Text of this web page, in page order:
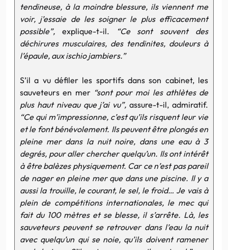
tendineuse, à la moindre blessure, ils viennent me
voir, j’essaie de les soigner le plus efficacement
possible”, explique-t-il.
“Ce sont souvent des
déchirures musculaires, des tendinites, douleurs à
l’épaule, aux ischio jambiers.”
S’il a vu défiler les sportifs dans son cabinet, les
sauveteurs en mer “sont pour moi les athlètes de
plus haut niveau que j’ai vu”,assure-t-il, admiratif.
“Ce qui m’impressionne, c’est qu’ils risquent leur vie
et le font bénévolement. Ils peuvent être plongés en
pleine mer dans la nuit noire, dans une eau à 3
degrés, pour aller chercher quelqu’un. Ils ont intérêt
à être balèzes physiquement. Car ce n’est pas pareil
de nager en pleine mer que dans une piscine. Il y a
aussi la trouille, le courant, le sel, le froid… Je vais à
plein de compétitions internationales, le mec qui
fait du 100 mètres et se blesse, il s’arrête. Là, les
sauveteurs peuvent se retrouver dans l’eau la nuit
avec quelqu’un qui se noie, qu’ils doivent ramener